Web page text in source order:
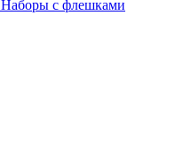
Наборы с флешками